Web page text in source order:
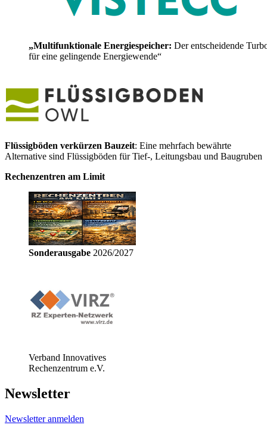
„Multifunktionale Energiespeicher: Der entscheidende
für eine gelingende Energiewende“
Flüssigböden verkürzen Bauzeit: Eine mehrfach bewährte
Alternative sind Flüssigböden für Tief-, Leitungsbau und Baugruben
Rechenzentren am Limit
Sonderausgabe 2026/2027
Verband Innovatives
Rechenzentrum e.V.
Newsletter
Newsletter anmelden